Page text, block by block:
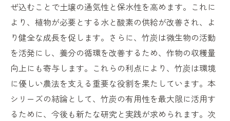
ぜ込むことで土壌の通気性と保水性を高めます。これに
より、植物が必要とする水と酸素の供給が改善され、よ
り健全な成長を促します。さらに、竹炭は微生物の活動
を活発にし、養分の循環を改善するため、作物の収穫量
向上にも寄与します。これらの利点により、竹炭は環境
に優しい農法を支える重要な役割を果たしています。本
シリーズの結論として、竹炭の有用性を最大限に活用す
るために、今後も新たな研究と実践が求められます。次